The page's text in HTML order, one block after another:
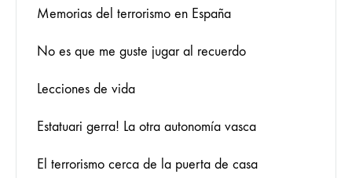
Memorias del terrorismo en España
No es que me guste jugar al recuerdo
Lecciones de vida
Estatuari gerra! La otra autonomía vasca
El terrorismo cerca de la puerta de casa